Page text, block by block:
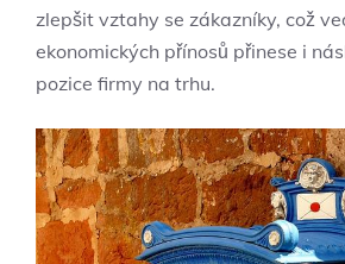
zlepšit vztahy se zákazníky, což
ekonomických přínosů přinese i
pozice firmy na trhu.